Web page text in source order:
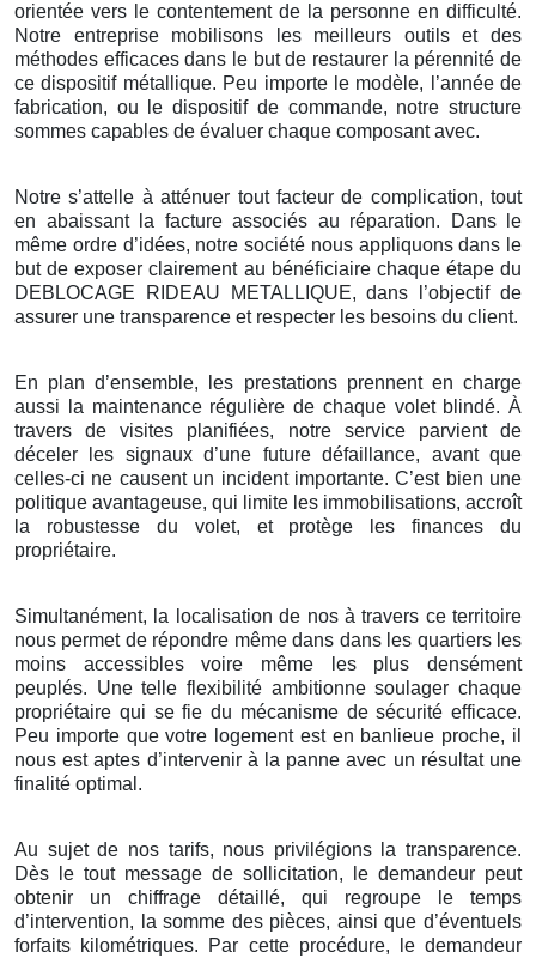
orientée vers le contentement de la personne en difficulté.
Notre entreprise mobilisons les meilleurs outils et des
méthodes efficaces dans le but de restaurer la pérennité de
ce dispositif métallique. Peu importe le modèle, l’année de
fabrication, ou le dispositif de commande, notre structure
sommes capables de évaluer chaque composant avec.
Notre s’attelle à atténuer tout facteur de complication, tout
en abaissant la facture associés au réparation. Dans le
même ordre d’idées, notre société nous appliquons dans le
but de exposer clairement au bénéficiaire chaque étape du
DEBLOCAGE RIDEAU METALLIQUE, dans l’objectif de
assurer une transparence et respecter les besoins du client.
En plan d’ensemble, les prestations prennent en charge
aussi la maintenance régulière de chaque volet blindé. À
travers de visites planifiées, notre service parvient de
déceler les signaux d’une future défaillance, avant que
celles-ci ne causent un incident importante. C’est bien une
politique avantageuse, qui limite les immobilisations, accroît
la robustesse du volet, et protège les finances du
propriétaire.
Simultanément, la localisation de nos à travers ce territoire
nous permet de répondre même dans dans les quartiers les
moins accessibles voire même les plus densément
peuplés. Une telle flexibilité ambitionne soulager chaque
propriétaire qui se fie du mécanisme de sécurité efficace.
Peu importe que votre logement est en banlieue proche, il
nous est aptes d’intervenir à la panne avec un résultat une
finalité optimal.
Au sujet de nos tarifs, nous privilégions la transparence.
Dès le tout message de sollicitation, le demandeur peut
obtenir un chiffrage détaillé, qui regroupe le temps
d’intervention, la somme des pièces, ainsi que d’éventuels
forfaits kilométriques. Par cette procédure, le demandeur